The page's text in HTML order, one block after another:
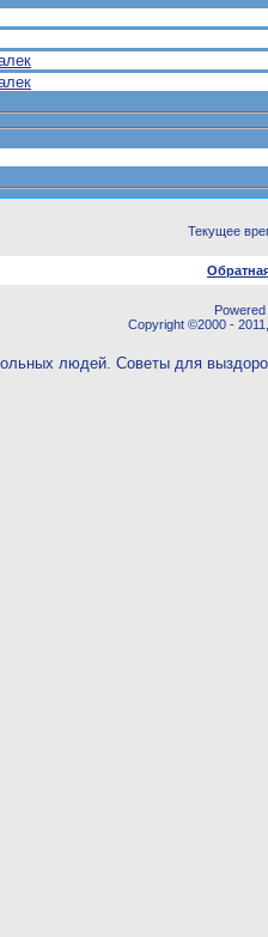
Текущее
Copyright ©2000 -
людей. Советы для